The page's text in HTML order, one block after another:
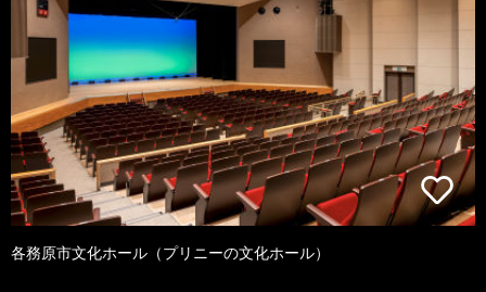
各務原市文化ホール（プリニーの文化ホール）